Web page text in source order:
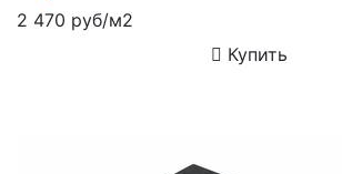
2 470 руб/м2
Купить